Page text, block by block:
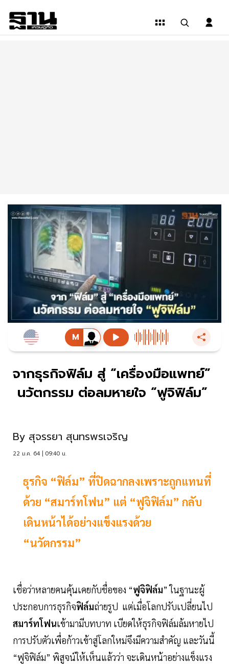
จากธุรกิจฟิล์ม สู่ “เครื่องมือแพทย์”
นวัตกรรม ต่อลมหายใจ “ฟูจิฟิล์ม”
By สุจรรยา สุนทรพรเจริญ
22 ม.ค. 64 | 09:40 น.
ธุรกิจ “ฟิล์ม” ที่ปิดฉากลงเพราะถูกแทนที่
ด้วย “สมาร์ทโฟน” แต่ “ฟูจิฟิล์ม” กลับ
เดินหน้าได้อย่างแข็งแรงด้วย
“นวัตกรรม”
เชื่อว่าหลายคนคุ้นเคยกับชื่อของ “ฟูจิฟิล์ม” ในฐานะผู้
ประกอบการธุรกิจฟิล์มถ่ายรูป แต่เมื่อโลกปรับเปลี่ยนไป
สมาร์ทโฟนเข้ามามีบทบาท เบียดให้ธุรกิจฟิล์มล้มหายไป
การปรับตัวเพื่อก้าวเข้าสู่โลกใหม่จึงมีความสำคัญ และวันนี้
“ฟูจิฟิล์ม” พิสูจน์ให้เห็นแล้วว่า จะเดินหน้าอย่างแข็งแรง